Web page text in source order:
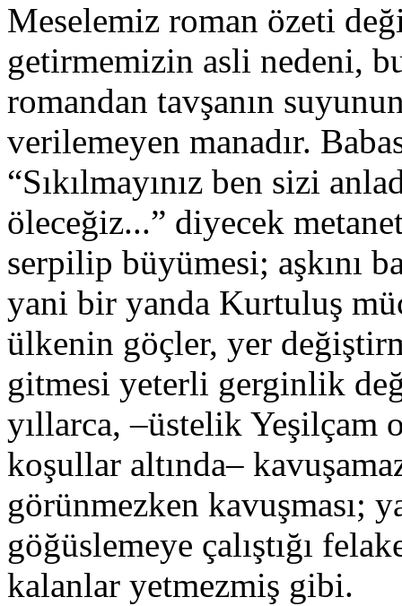
Meselemiz roman özeti
getirmemizin asli nedeni,
romandan tavşanın
verilemeyen manadır.
“Sıkılmayınız ben sizi
öleceğiz...” diyecek
serpilip büyümesi; aşkını
yani bir yanda Kurtuluş
ülkenin göçler, yer
gitmesi yeterli gerginlik
yıllarca, –üstelik Yeşilçam
koşullar altında–
görünmezken kavuşması;
göğüslemeye çalıştığı
kalanlar yetmezmiş gibi.